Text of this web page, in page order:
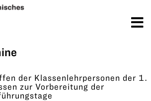
der Klassenlehrpersonen der 1.
zur Vorbereitung der